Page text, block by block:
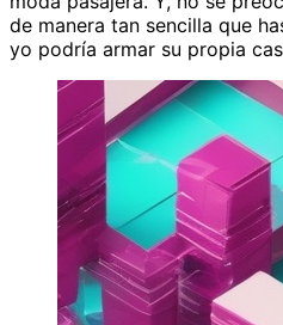
de manera tan sencilla que
yo podría armar su propia